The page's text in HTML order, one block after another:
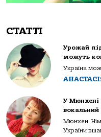
СТАТТІ
Урожай
можуть
Україна
У Мюнхені
вокальний
Мюнхен.
України